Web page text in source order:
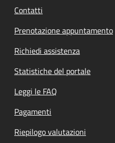
Contatti
Prenotazione appuntamento
Richiedi assistenza
Statistiche del portale
Leggi le FAQ
Pagamenti
Riepilogo valutazioni